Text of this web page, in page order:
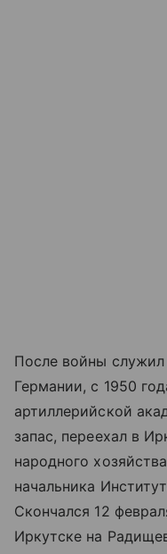
После войны служил
Германии, с 1950
артиллерийской
запас, переехал в
народного
начальника
Скончался 12
Иркутске на